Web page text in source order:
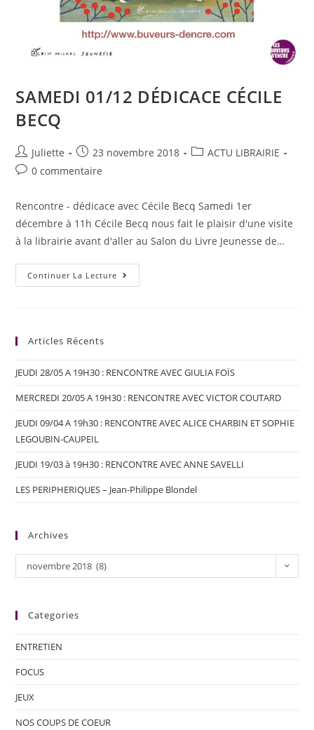
SAMEDI 01/12 DÉDICACE CÉCILE
BECQ
Juliette 23 novembre 2018
ACTU LIBRAIRIE
0 commentaire
Rencontre - dédicace avec Cécile Becq Samedi 1er
décembre à 11h Cécile Becq nous fait le plaisir d'une visite
à la librairie avant d'aller au Salon du Livre Jeunesse de…
Continuer La Lecture
Articles Récents
JEUDI 28/05 A 19H30 : RENCONTRE AVEC GIULIA FOÏS
MERCREDI 20/05 A 19H30 : RENCONTRE AVEC VICTOR COUTARD
JEUDI 09/04 A 19h30 : RENCONTRE AVEC ALICE CHARBIN ET SOPHIE
LEGOUBIN-CAUPEIL
JEUDI 19/03 à 19H30 : RENCONTRE AVEC ANNE SAVELLI
LES PERIPHERIQUES – Jean-Philippe Blondel
Archives
novembre 2018 (8)
Categories
ENTRETIEN
FOCUS
JEUX
NOS COUPS DE COEUR